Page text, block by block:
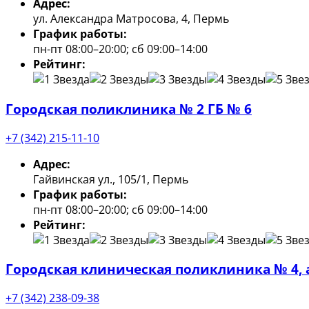
Адрес:
ул. Александра Матросова, 4, Пермь
График работы:
пн-пт 08:00–20:00; сб 09:00–14:00
Рейтинг:
Городская поликлиника № 2 ГБ № 6
+7 (342) 215-11-10
Адрес:
Гайвинская ул., 105/1, Пермь
График работы:
пн-пт 08:00–20:00; сб 09:00–14:00
Рейтинг:
Городская клиническая поликлиника №
+7 (342) 238-09-38